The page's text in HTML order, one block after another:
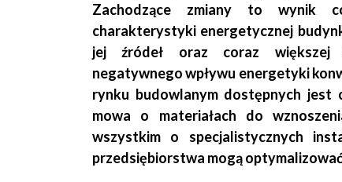
Zachodzące zmiany to wynik
charakterystyki energetycznej
jej źródeł oraz coraz większej
negatywnego wpływu energetyki
rynku budowlanym dostępnych jest
mowa o materiałach do
wszystkim o specjalistycznych
przedsiębiorstwa mogą